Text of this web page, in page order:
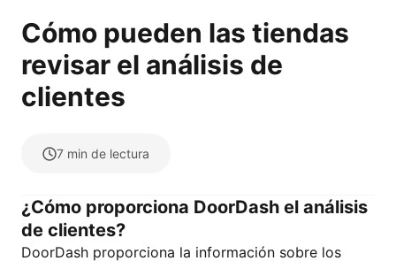
Cómo pueden las tiendas
revisar el análisis de
clientes
7 min de lectura
¿Cómo proporciona DoorDash el análisis
de clientes?
DoorDash proporciona la información sobre los